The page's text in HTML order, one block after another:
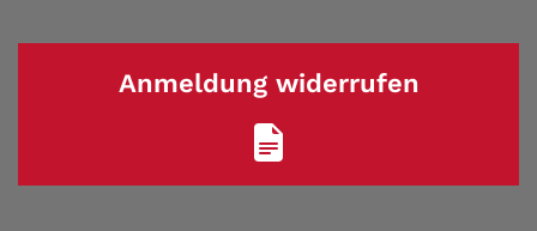
Anmeldung widerrufen